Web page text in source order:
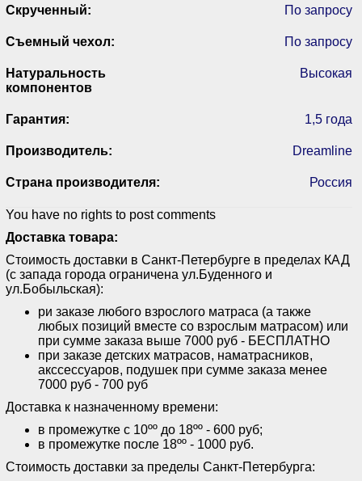
Скрученный: По запросу
Съемный чехол: По запросу
Натуральность
компонентов
Высокая
Гарантия: 1,5 года
Производитель: Dreamline
Страна производителя: Россия
You have no rights to post comments
Доставка товара:
Стоимость доставки в Санкт-Петербурге в пределах КАД
(с запада города ограничена ул.Буденного и
ул.Бобыльская):
ри заказе любого взрослого матраса (а также
любых позиций вместе со взрослым матрасом) или
при сумме заказа выше 7000 руб - БЕСПЛАТНО
при заказе детских матрасов, наматрасников,
акссессуаров, подушек при сумме заказа менее
7000 руб - 700 руб
Доставка к назначенному времени:
в промежутке с 10ºº до 18ºº - 600 руб;
в промежутке после 18ºº - 1000 руб.
Стоимость доставки за пределы Санкт-Петербурга: